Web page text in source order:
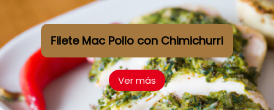
Filete Mac Pollo con Chimichurri
Ver más